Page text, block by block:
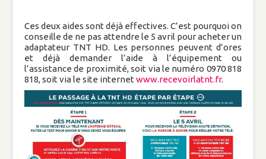
Vie pratique
Conseils pour mieux consommer et
économiser l'eau dans sa salle de bain
Protester contre une publicité choquante
Passage à la télévision TNT Haute
Définition
Ces deux aides sont déjà effectives. C’est pourquoi on
conseille de ne pas attendre le 5 avril pour acheter un
adaptateur TNT HD. Les personnes peuvent d’ores
et déjà demander l’aide à l’équipement ou
l’assistance de proximité, soit via le numéro 0970 818
818, soit via le site internet www.recevoirlatnt.fr.